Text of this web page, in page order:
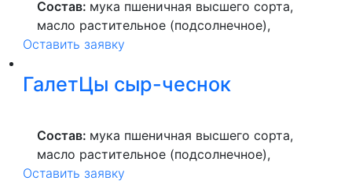
Состав: мука пшеничная высшего сорта,
масло растительное (подсолнечное),
продукты яичные, отруби пшеничные,
овсяные хлопья, соль.
Оставить заявку
ГалетЦы сыр-чеснок
Состав: мука пшеничная высшего сорта,
масло растительное (подсолнечное),
продукты яичные, сыр (молоко
Оставить заявку